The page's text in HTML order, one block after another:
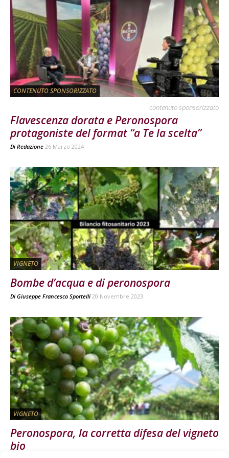
CONTENUTO SPONSORIZZATO
contenuto sponsorizzato
Flavescenza dorata e Peronospora
protagoniste del format “a Te la scelta”
Di Redazione 26 Marzo 2024
VIGNETO
Bombe d’acqua e di peronospora
Di Giuseppe Francesco Sportelli 20 Novembre 2023
VIGNETO
Peronospora, la corretta difesa del vigneto
bio